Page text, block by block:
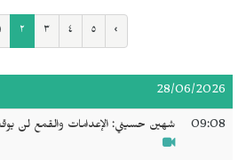
١ ٢ ٣ ٤ ٥ ›
28/06/2026
09:08 شهين حسيني: الإعدامات والقمع لن